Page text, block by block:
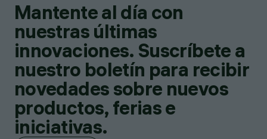
Mantente al día con
nuestras últimas
innovaciones. Suscríbete a
nuestro boletín para recibir
novedades sobre nuevos
productos, ferias e
iniciativas.